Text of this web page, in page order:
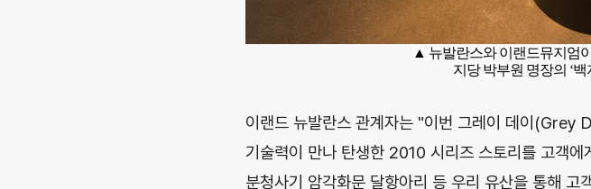
▲ 뉴발란스와이랜드뮤지엄
지당 박부원 명장의 ‘
이랜드 뉴발란스 관계자는 "이번 그레이 데이(Grey
기술력이 만나 탄생한 2010 시리즈 스토리를 고객
분청사기 암각화문 달항아리 등 우리 유산을 통해